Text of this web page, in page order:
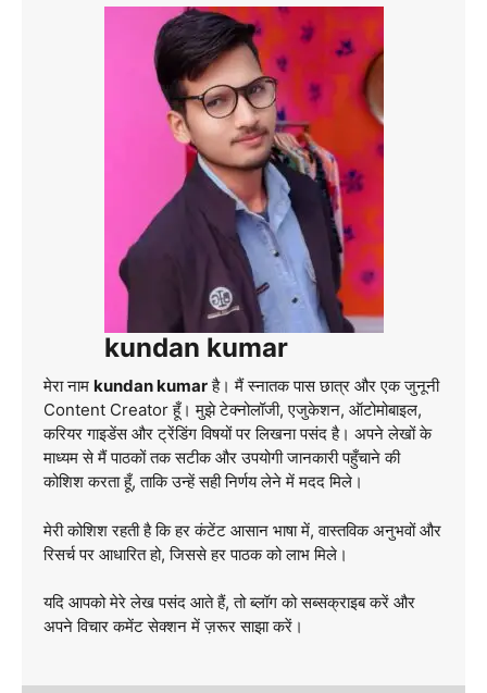
kundan kumar
मेरा नाम kundan kumarहै। मैं स्नातक पास छात्र और एक जुनूनी
Content Creator हूँ। मुझे टेक्नोलॉजी, एजुकेशन, ऑटोमोबाइल,
करियर गाइडेंस और ट्रेंडिंग विषयों पर लिखना पसंद है। अपने लेखों के
माध्यम से मैं पाठकों तक सटीक और उपयोगी जानकारी पहुँचाने की
कोशिश करता हूँ, ताकि उन्हें सही निर्णय लेने में मदद मिले।
मेरी कोशिश रहती है कि हर कंटेंट आसान भाषा में, वास्तविक अनुभवों और
रिसर्च पर आधारित हो, जिससे हर पाठक को लाभ मिले।
यदि आपको मेरे लेख पसंद आते हैं, तो ब्लॉग को सब्सक्राइब करें और
अपने विचार कमेंट सेक्शन में ज़रूर साझा करें।